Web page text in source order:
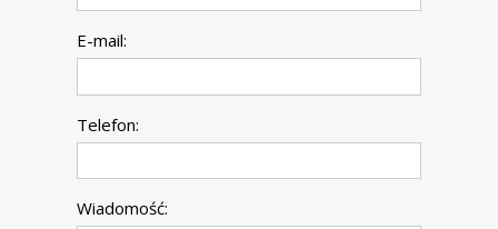
E-mail:
Telefon:
Wiadomość: